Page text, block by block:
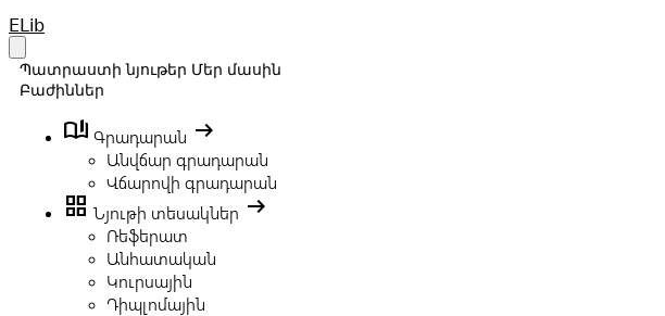
Your Company
ELib
Պատրաստի նյութեր Մեր մասին
Բաժիններ
book_ribbon Գրադարան arrow_right_alt
Անվճար գրադարան
Վճարովի գրադարան
grid_view Նյութի տեսակներ arrow_right_alt
Ռեֆերատ
Անհատական
Կուրսային
Դիպլոմային